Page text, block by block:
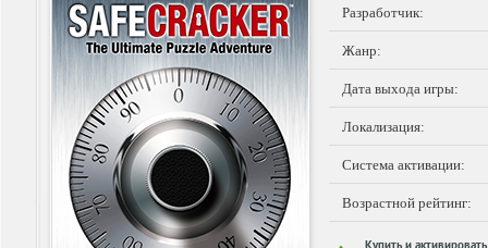
Разработчик:
Жанр:
Дата выхода игры:
Локализация:
Система активации:
Возрастной рейтинг: